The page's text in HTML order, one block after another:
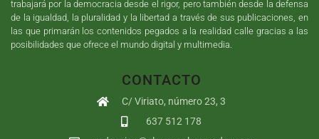
trabajará por la democracia desde el rigor, pero también desde la defensa
de la igualdad, la pluralidad y la libertad a través de sus publicaciones, en
las que primarán los contenidos pegados a la realidad calle gracias a las
posibilidades que ofrece el mundo digital y multimedia.
CONTACTO
C/ Viriato, número 23, 3
637 512 178